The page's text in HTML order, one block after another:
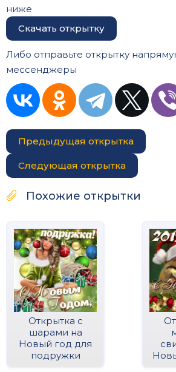
ниже
Скачать открытку
Либо отправьте открытку
мессенджеры
Предыдущая открытка
Следующая открытка
Похожие открытки
Открытка с
шарами на
Новый год для
подружки